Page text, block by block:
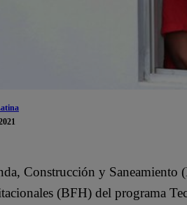
Construcción y Saneamiento
(BFH) del programa